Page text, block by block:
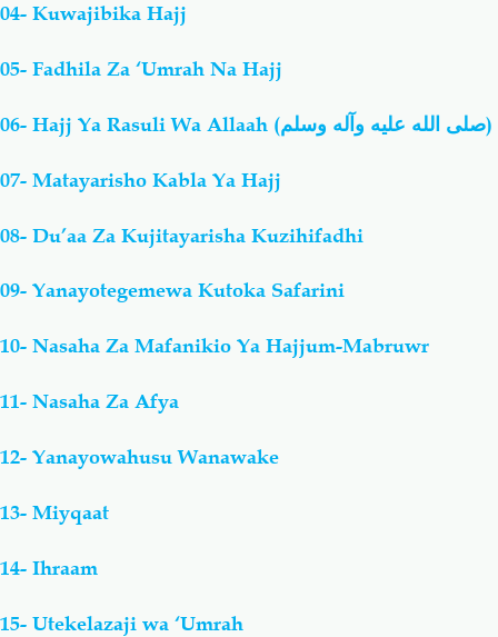
04- Kuwajibika Hajj
05- Fadhila Za ‘Umrah Na Hajj
06- Hajj Ya Rasuli Wa Allaah (صلى الله عليه وآله وسلم)
07- Matayarisho Kabla Ya Hajj
08- Du’aa Za Kujitayarisha Kuzihifadhi
09- Yanayotegemewa Kutoka Safarini
10- Nasaha Za Mafanikio Ya Hajjum-Mabruwr
11- Nasaha Za Afya
12- Yanayowahusu Wanawake
13- Miyqaat
14- Ihraam
15- Utekelazaji wa ‘Umrah